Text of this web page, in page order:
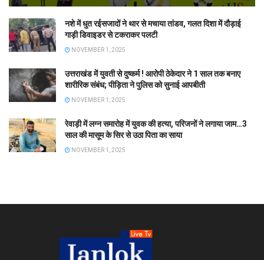
नशे में धुत रईसजादों ने थार से मचाया तांडव, गलत दिशा में दौड़ाई
गाड़ी डिवाइडर से टकराकर पलटी
NOVEMBER 1, 2025
उत्तराखंड में युवती से दुष्कर्म ! आरोपी ठेकेदार ने 1 साल तक बनाए
शारीरिक संबंध; पीड़िता ने पुलिस को सुनाई आपबीती
NOVEMBER 1, 2025
रेवाड़ी में लग्न समारोह में युवक की हत्या, परिजनों ने लगाया जाम…3
साल की मासूम के सिर से उठा पिता का साया
NOVEMBER 1, 2025